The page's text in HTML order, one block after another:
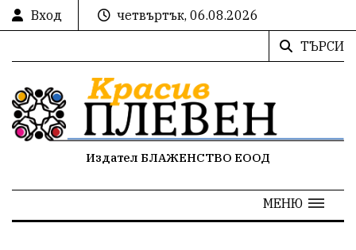
Вход
четвъртък, 06.08.2026
ТЪРСИ
Издател БЛАЖЕНСТВО ЕООД
МЕНЮ